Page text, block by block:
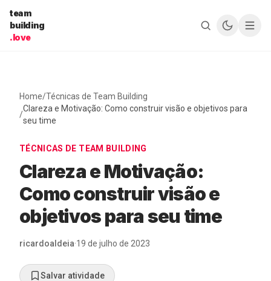
team
building
.love
Home/Técnicas de Team Building
/
Clareza e Motivação: Como construir visão e objetivos para
seu time
TÉCNICAS DE TEAM BUILDING
Clareza e Motivação:
Como construir visão e
objetivos para seu time
ricardoaldeia·19 de julho de 2023
Salvar atividade